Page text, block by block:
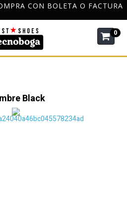
DESPACHO GRATIS A TODO
0
Black